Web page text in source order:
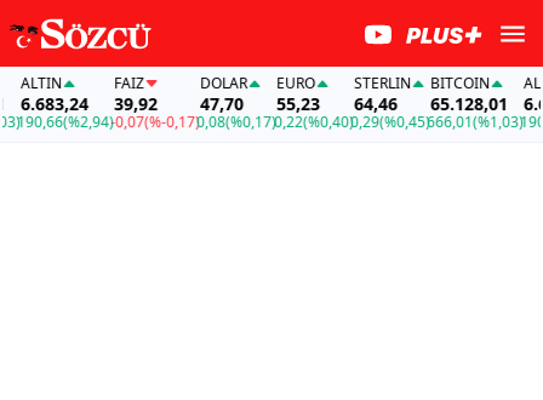
(%2,94)
FAİZ
39,92
-0,07(%-0,17)
DOLAR
47,70
0,08(%0,17)
EURO
55,23
0,22(%0,40)
STERLIN
64,46
0,29(%0,45)
BITCOIN
65.128,01
666,01(%1,03)
ALTIN
190,66